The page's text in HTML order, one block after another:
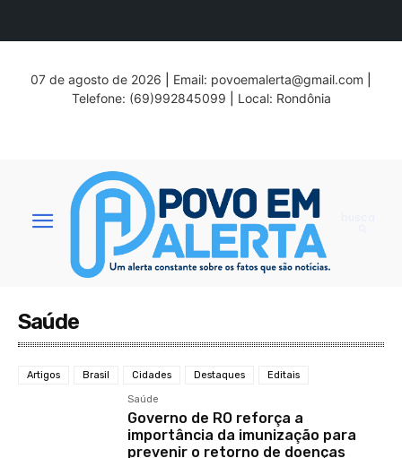
07 de agosto de 2026 Email: povoemalerta@gmail.com
Telefone: (69)992845099
Local: Rondônia
Saúde
Artigos Brasil Cidades Destaques Editais
Saúde
Governo de RO reforça a
importância da imunização para
prevenir o retorno de doenças